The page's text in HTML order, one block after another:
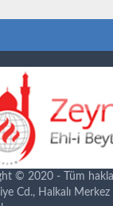
© 2020 - Tüm
Cd., Halkalı